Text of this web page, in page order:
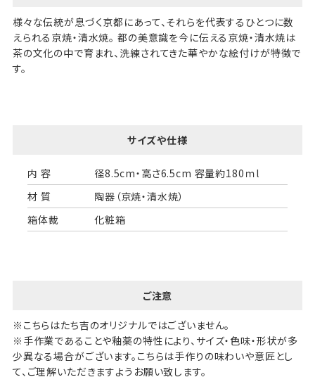
様々な伝統が息づく京都にあって、それらを代表するひとつに数
えられる京焼・清水焼。 都の美意識を今に伝える京焼・清水焼は
茶の文化の中で育まれ、洗練されてきた華やかな絵付けが特徴で
す。
サイズや仕様
内 容
径8.5cm・高さ6.5cm 容量約180ｍl
材 質
陶器（京焼・清水焼）
箱体裁
化粧箱
ご注意
※こちらはたち吉のオリジナルではございません。
※手作業であることや釉薬の特性により、サイズ・色味・形状が多
少異なる場合がございます。こちらは手作りの味わいや意匠とし
て、ご理解いただきますようお願い致します。